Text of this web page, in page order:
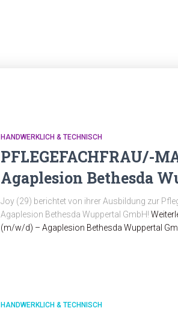
HANDWERKLICH & TECHNISCH
PFLEGEFACHFRAU/-
Agaplesion Bethesda
Joy (29) berichtet von ihrer Ausbildung zur
Agaplesion Bethesda Wuppertal GmbH!
(m/w/d) – Agaplesion Bethesda Wuppertal
HANDWERKLICH & TECHNISCH